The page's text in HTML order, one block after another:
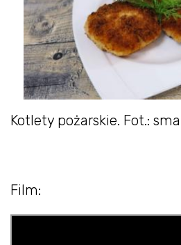
Kotlety pożarskie. Fot.:
Film: